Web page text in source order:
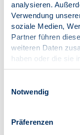
analysieren.
Verwendung
soziale Medien,
Partner führen
weiteren Daten
haben oder die sie
gesammelt haben.
Notwendig
Präferenzen
Wir wünschen allen
Veröffentlicht am:
29.03.2023
Kategorien:
News